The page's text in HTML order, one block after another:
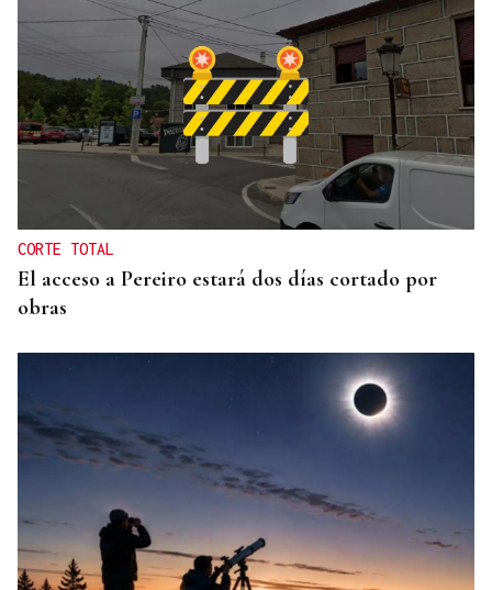
CORTE TOTAL
El acceso a Pereiro estará dos días cortado por
obras